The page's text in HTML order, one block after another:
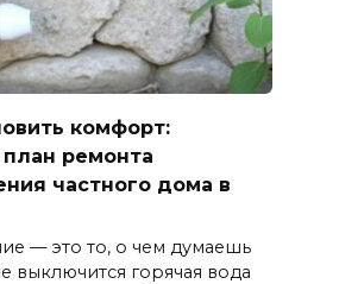
комфорт:
ремонта
частного дома в
— это то, о чем думаешь
выключится горячая вода